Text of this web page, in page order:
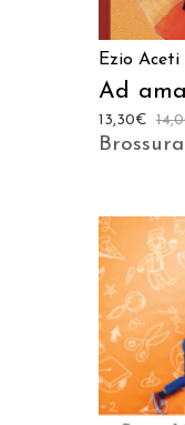
Ezio Aceti
Ad
13,30€
Brossura